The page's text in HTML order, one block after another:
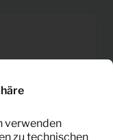
verwenden
zu technischen